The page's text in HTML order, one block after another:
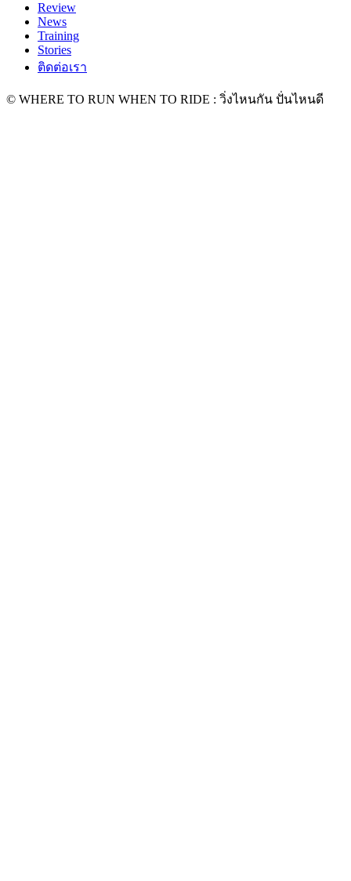
Review
News
Training
Stories
ติดต่อเรา
© WHERE TO RUN WHEN TO RIDE : วิ่งไหนกัน ปั่นไหนดี